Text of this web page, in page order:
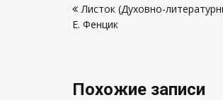
поЛисток (Духовно-
Е. Фенцик
Похожие записи